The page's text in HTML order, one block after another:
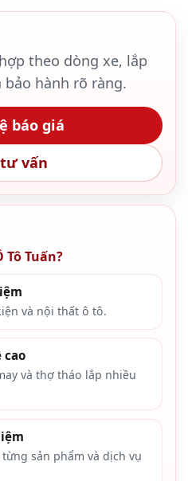
theo dòng xe, lắp
hành rõ ràng.
báo giá
vấn
Tuấn?
và nội thất ô tô.
cao
và thợ tháo lắp nhiều
sản phẩm và dịch vụ